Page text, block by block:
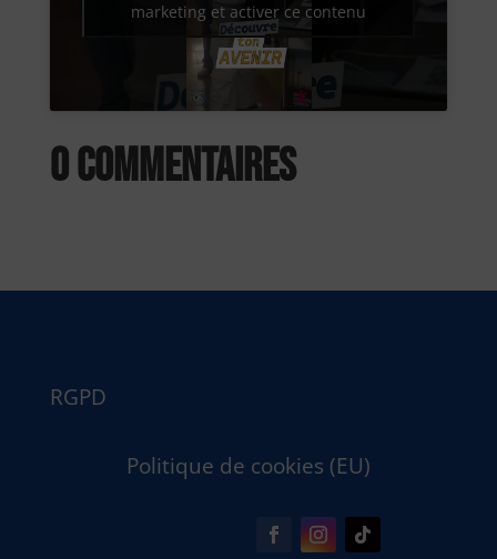
marketing et activer ce contenu
0 commentaires
RGPD
Politique de cookies (EU)